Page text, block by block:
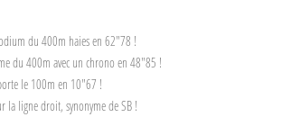
du 400m haies en 62"78 !
du 400m avec un chrono en 48"85 !
le 100m en 10"67 !
ligne droit, synonyme de SB !